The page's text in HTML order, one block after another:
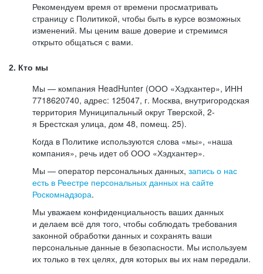
Рекомендуем время от времени просматривать
страницу с Политикой, чтобы быть в курсе возможных
изменений. Мы ценим ваше доверие и стремимся
открыто общаться с вами.
2. Кто мы
Мы — компания HeadHunter (ООО «Хэдхантер», ИНН
7718620740, адрес: 125047, г. Москва, внутригородская
территория Муниципальный округ Тверской, 2-
я Брестская улица, дом 48, помещ. 25).
Когда в Политике используются слова «мы», «наша
компания», речь идет об ООО «Хэдхантер».
Мы — оператор персональных данных, запись о нас
есть в Реестре персональных данных на сайте
Роскомнадзора.
Мы уважаем конфиденциальность ваших данных
и делаем всё для того, чтобы соблюдать требования
законной обработки данных и сохранять ваши
персональные данные в безопасности. Мы используем
их только в тех целях, для которых вы их нам передали.